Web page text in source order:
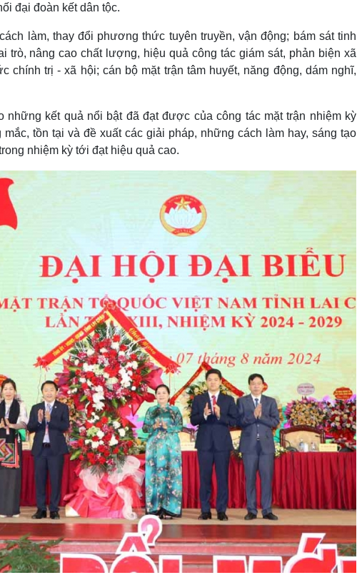
đại đoàn kết dân tộc.
làm, thay đổi phương thức tuyên truyền, vận động; bám sát tinh
trò, nâng cao chất lượng, hiệu quả công tác giám sát, phản biện xã
chính trị - xã hội; cán bộ mặt trận tâm huyết, năng động, dám nghĩ,
những kết quả nổi bật đã đạt được của công tác mặt trận nhiệm kỳ
tồn tại và đề xuất các giải pháp, những cách làm hay, sáng tạo
nhiệm kỳ tới đạt hiệu quả cao.